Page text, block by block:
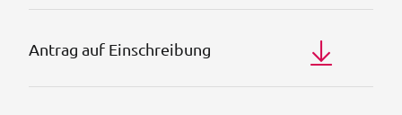
Antrag auf Einschreibung